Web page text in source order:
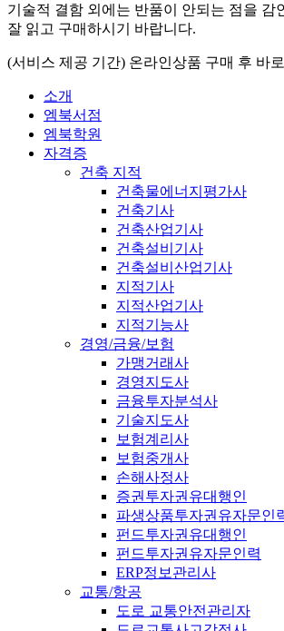
기술적 결함 외에는 반품이 안되는 점을 감
잘 읽고 구매하시기 바랍니다.
(서비스 제공 기간) 온라인상품 구매 후 바
소개
엠북서점
엠북학원
자격증
건축 지적
건축물에너지평가사
건축기사
건축산업기사
건축설비기사
건축설비산업기사
지적기사
지적산업기사
지적기능사
경영/금융/보험
가맹거래사
경영지도사
금융투자분석사
기술지도사
보험계리사
보험중개사
손해사정사
증권투자권유대행인
파생상품투자권유자문인
펀드투자권유대행인
펀드투자권유자문인력
ERP정보관리사
교통/항공
도로 교통안전관리자